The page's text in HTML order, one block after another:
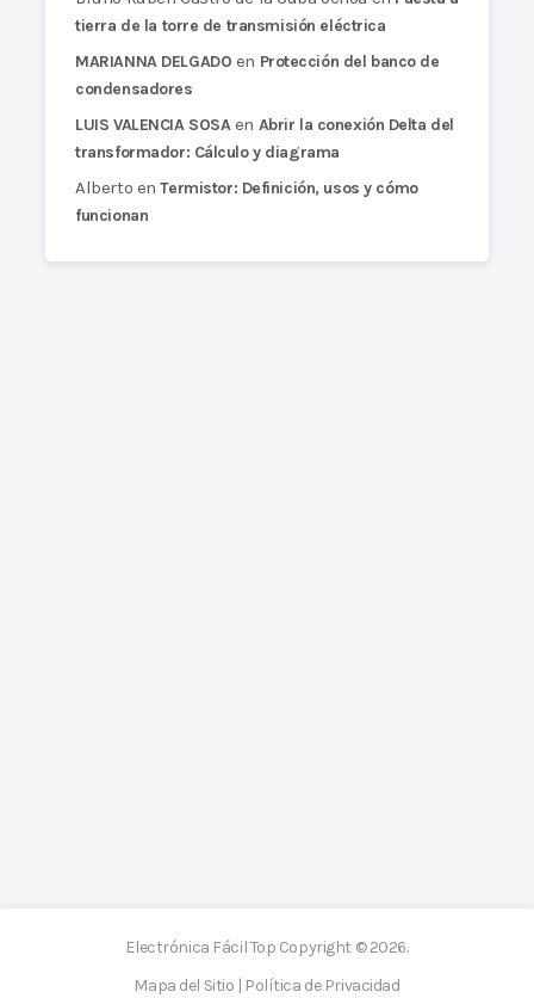
tierra de la torre de transmisión eléctrica
MARIANNA DELGADO en Protección del banco de
condensadores
LUIS VALENCIA SOSAen Abrir la conexión Delta del
transformador: Cálculo y diagrama
Alberto enTermistor: Definición, usos y cómo
funcionan
Electrónica Fácil Top Copyright © 2026.
Mapa del Sitio | Política de Privacidad